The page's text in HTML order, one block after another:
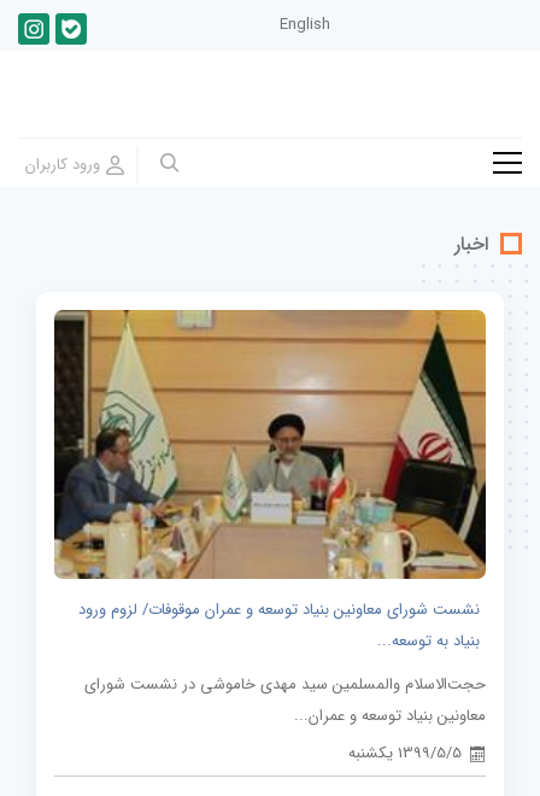
English
اخبار
نشست شورای معاونین بنیاد توسعه و عمران موقوفات/ لزوم ورود
بنیاد به توسعه...
حجت‌الاسلام والمسلمین سید مهدی خاموشی در نشست شورای
معاونین بنیاد توسعه و عمران...
1399/5/5 یکشنبه